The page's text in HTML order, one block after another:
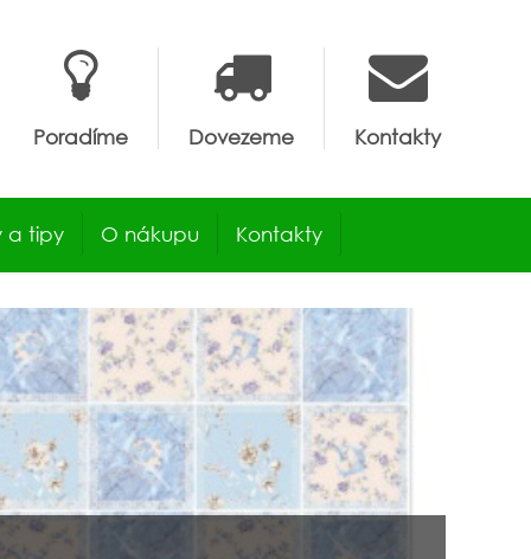
Kontakty
Dovezeme
Poradíme
a tipy O nákupu Kontakty